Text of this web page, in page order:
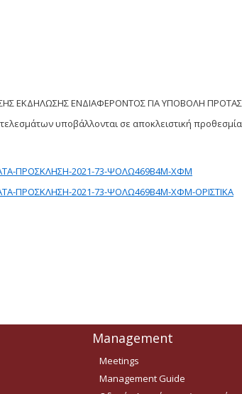
ΕΚΔΗΛΩΣΗΣ ΕΝΔΙΑΦΕΡΟΝΤΟΣ ΓΙΑ ΥΠΟΒΟΛΗ
υποβάλλονται σε αποκλειστική
ΠΡΟΣΚΛΗΣΗ-2021-73-ΨΟΛΩ469Β4Μ-ΧΦΜ
ΠΡΟΣΚΛΗΣΗ-2021-73-ΨΟΛΩ469Β4Μ-ΧΦΜ-ΟΡΙΣΤΙΚΑ
Management
Meetings
Management Guide